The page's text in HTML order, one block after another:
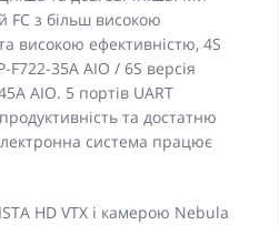
FC з більш високою
високою ефективністю, 4S
F722-35A AIO / 6S версія
AIO. 5 портів UART
та достатню
система працює
HD VTX і камерою Nebula